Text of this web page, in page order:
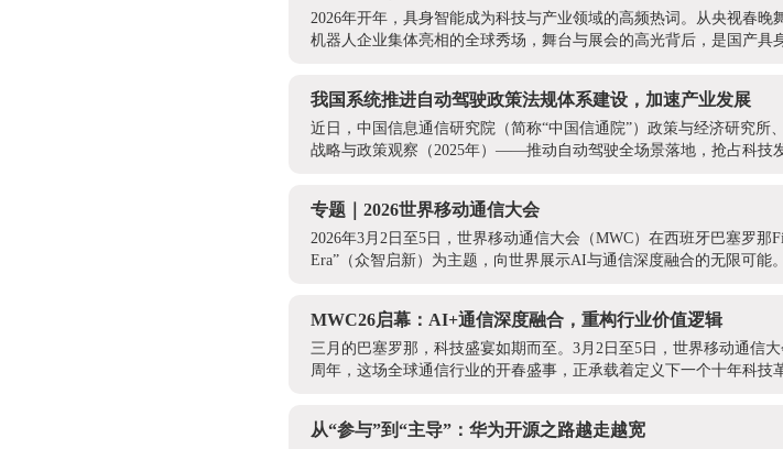
2026年开年，具身智能成为科技与产业领域的高频热词。从央视春晚
机器人企业集体亮相的全球秀场，舞台与展会的高光背后，是国产具
我国系统推进自动驾驶政策法规体系建设，加速产业发展
近日，中国信息通信研究院（简称“中国信通院”）政策与经济研究所
战略与政策观察（2025年）——推动自动驾驶全场景落地，抢占科技
专题｜2026世界移动通信大会
2026年3月2日至5日，世界移动通信大会（MWC）在西班牙巴塞罗那
Era”（众智启新）为主题，向世界展示AI与通信深度融合的无限可能
MWC26启幕：AI+通信深度融合，重构行业价值逻辑
三月的巴塞罗那，科技盛宴如期而至。3月2日至5日，世界移动通信
周年，这场全球通信行业的开春盛事，正承载着定义下一个十年科技
从“参与”到“主导”：华为开源之路越走越宽